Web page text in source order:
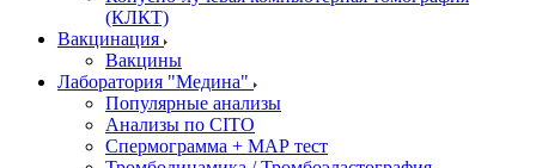
(КЛКТ)
Вакцинация
Вакцины
Лаборатория "Медина"
Популярные анализы
Анализы по CITO
Спермограмма + МАР тест